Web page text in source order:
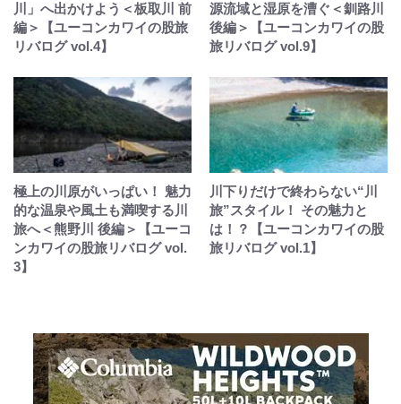
川」へ出かけよう＜板取川 前
編＞【ユーコンカワイの股旅
リバログ vol.4】
源流域と湿原を漕ぐ＜釧路川
後編＞【ユーコンカワイの股
旅リバログ vol.9】
極上の川原がいっぱい！ 魅力
的な温泉や風土も満喫する川
旅へ＜熊野川 後編＞【ユーコ
ンカワイの股旅リバログ vol.
3】
川下りだけで終わらない“川
旅”スタイル！ その魅力と
は！？【ユーコンカワイの股
旅リバログ vol.1】